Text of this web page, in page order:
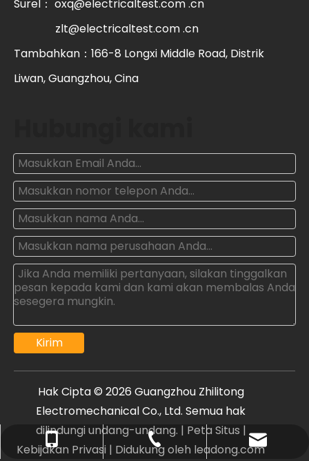
+86- 18011959092
+86-20-81600135
oxq@electricaltest.com .cn
Surel： oxq@electricaltest.com .cn
zlt@electricaltest.com .cn
Tambahkan：166-8 Longxi Middle Road, Distrik
Liwan, Guangzhou, Cina
Kirim
Hak Cipta © 2026 Guangzhou Zhilitong
Electromechanical Co., Ltd. Semua hak
dilindungi undang-undang. | Peta Situs |
Kebijakan Privasi | Didukung oleh leadong.com